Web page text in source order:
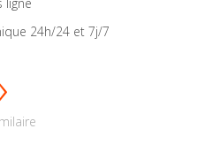
24h/24 et 7j/7